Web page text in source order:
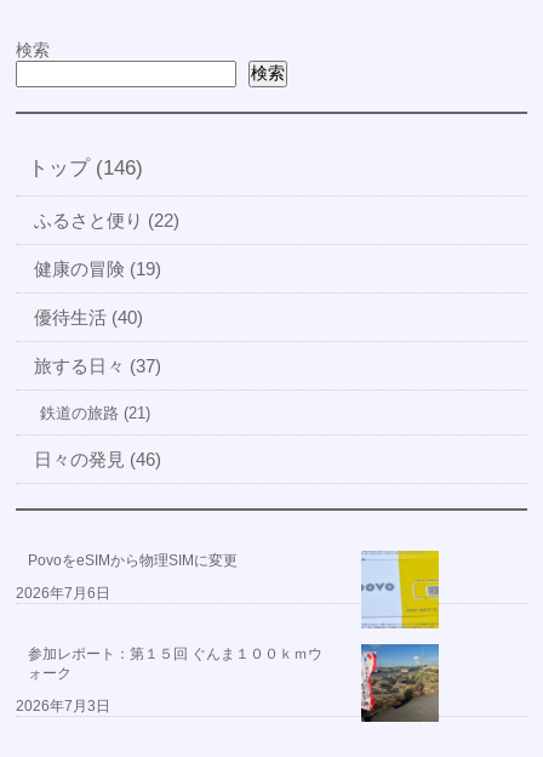
検索
検索
トップ (146)
ふるさと便り (22)
健康の冒険 (19)
優待生活 (40)
旅する日々 (37)
鉄道の旅路 (21)
日々の発見 (46)
PovoをeSIMから物理SIMに変更
2026年7月6日
参加レポート：第１５回 ぐんま１００ｋｍウ
ォーク
2026年7月3日